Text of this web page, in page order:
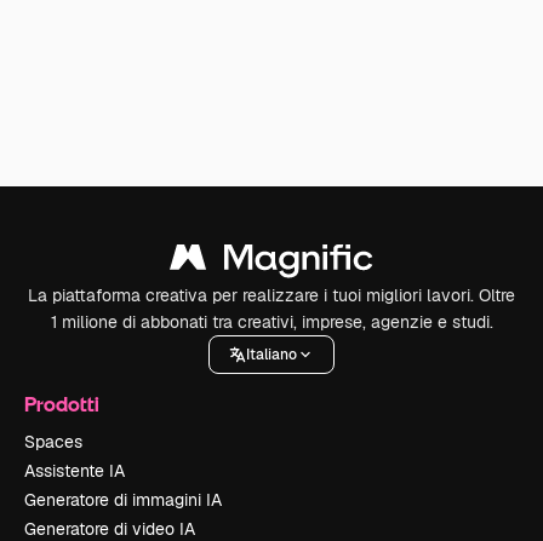
La piattaforma creativa per realizzare i tuoi migliori lavori. Oltre
1 milione di abbonati tra creativi, imprese, agenzie e studi.
Italiano
Prodotti
Spaces
Assistente IA
Generatore di immagini IA
Generatore di video IA